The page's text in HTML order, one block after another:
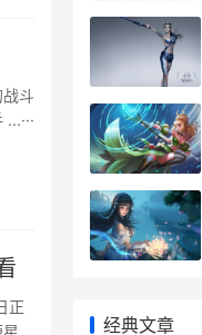
斗
正
经典文章